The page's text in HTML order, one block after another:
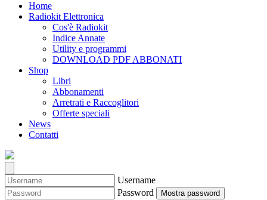
Home
Radiokit Elettronica
Cos'è Radiokit
Indice Annate
Utility e programmi
DOWNLOAD PDF ABBONATI
Shop
Libri
Abbonamenti
Arretrati e Raccoglitori
Offerte speciali
News
Contatti
Username
Password
Mostra password